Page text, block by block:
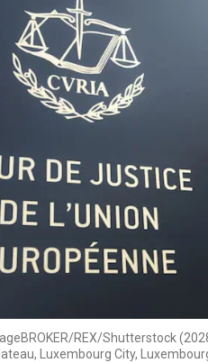
REX/Shutterstock
Luxembourg City,